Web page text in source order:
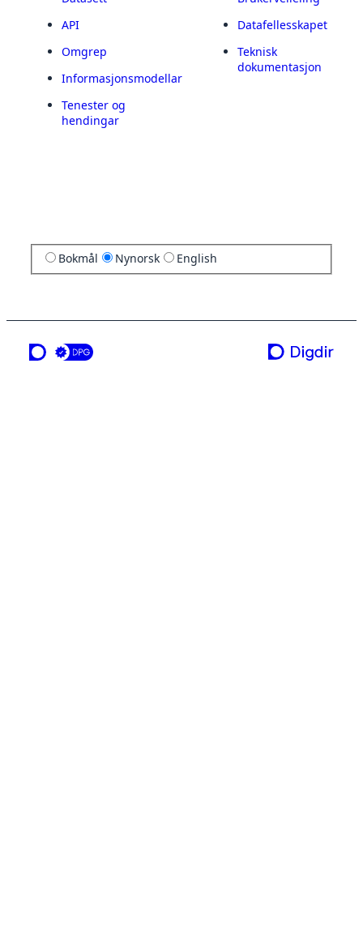
API
Omgrep
Informasjonsmodellar
Tenester og
hendingar
Datafellesskapet
Teknisk
dokumentasjon
Bokmål Nynorsk English